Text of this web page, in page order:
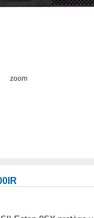
zoom